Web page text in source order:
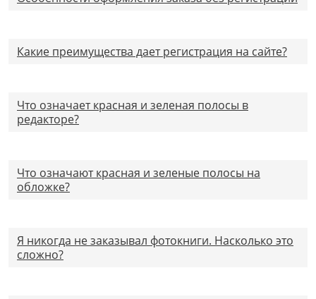
Какие преимущества дает регистрация на сайте?
Что означает красная и зеленая полосы в
редакторе?
Что означают красная и зеленые полосы на
обложке?
Я никогда не заказывал фотокниги. Насколько это
сложно?